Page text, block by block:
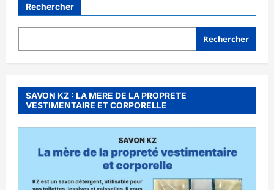
Rechercher
Rechercher
SAVON KZ : LA MERE DE LA PROPRETE
VESTIMENTAIRE ET CORPORELLE